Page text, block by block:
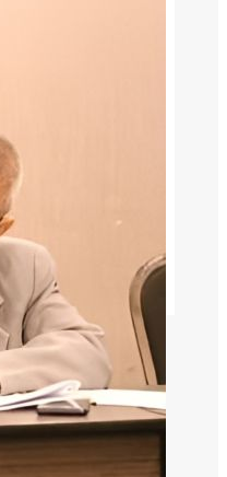
Lagi,
Defisit USD1